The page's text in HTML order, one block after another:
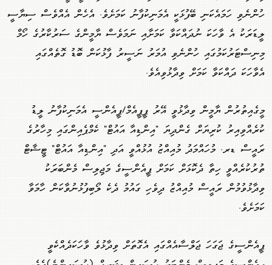
ހުންނެވި ހަމައެކަނި ބޭފުޅަކީ އެމަނިކުފާނު ކަމަށެވެ. އެހެން އެއްވެސް ސިޔާސީ
ލީޑަރަކު އެ ވާހަކަ ނުދައްކަވާ ކަމަށާއި ނަމަވެސް ޔާމީންގެ ސަރުކާރުގެ ހޯމް
މިނިސްޓަރުކަމުގައި ހުންނެވި އުމަރު ނަސީރު ފާޅުކަން ބޮޑު ގޮތެއްގައި
އެވާހަކަ ދައްކަވާ ކަމަށް ވިދާޅުވިއެވެ.
މީގެއިތުރުން ޔާމީން ވިދާޅުވީ އޭރު ޕީޕީއެމް/ޕީއެންސީ އެމަނިކުފާނު ލީޑު
ކުރެއްވިއިރު ކުރިޔަށް ގެންދިޔަ "އިންޑިއާ އައުޓް" ކެމްޕެއިންގައި މިހާރުގެ
ރައީސް ޑރ. މުހައްމަދު މުއިއްޒު އުޅުއްވީ އަދި "އިންޑިއާ އައުޓް" ޓީޝާޓް
ތުރުކުރެއްވީ ހިތާ ދެކޮޅަށް ކަމަށް ޕީއެންސީގެ މަޖިލިސް މެންބަރަކު
ވިދާޅުވުމުން ރައީސް މުއިއްޒު ދިވެހި ގައުމު ދެކެ ލޯބިފުޅުނުވާކަން ހާމަވާ
ކަމަށެވެ.
ޕީއެންސީގެ ޖަގަހަ ޖަލްސާއެއްގައި އެގޮތަށް ވިދާޅުވެ ވާހަކަދެއްކެވީ